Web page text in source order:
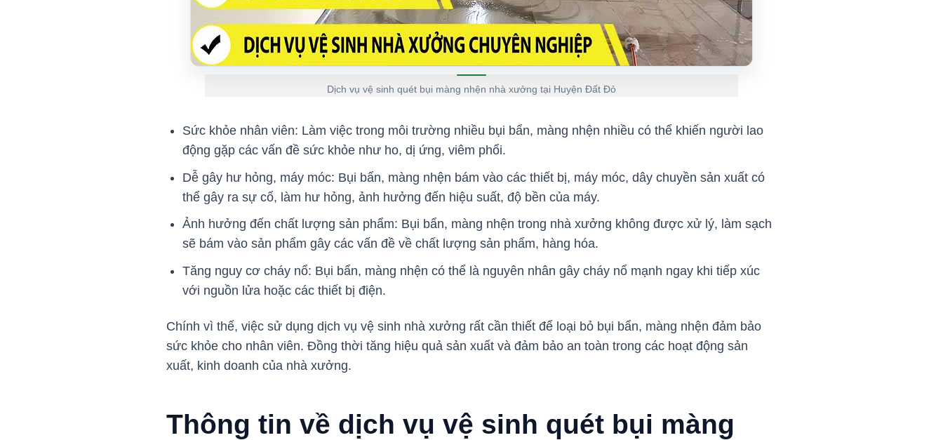
Dịch vụ vệ sinh quét bụi màng nhện nhà xưởng tại Huyện Đất Đỏ
Sức khỏe nhân viên: Làm việc trong môi trường nhiều bụi bẩn, màng nhện nhiều có thể khiến người lao
động gặp các vấn đề sức khỏe như ho, dị ứng, viêm phổi.
Dễ gây hư hỏng, máy móc: Bụi bẩn, màng nhện bám vào các thiết bị, máy móc, dây chuyền sản xuất có
thể gây ra sự cố, làm hư hỏng, ảnh hưởng đến hiệu suất, độ bền của máy.
Ảnh hưởng đến chất lượng sản phẩm: Bụi bẩn, màng nhện trong nhà xưởng không được xử lý, làm sạch
sẽ bám vào sản phẩm gây các vấn đề về chất lượng sản phẩm, hàng hóa.
Tăng nguy cơ cháy nổ: Bụi bẩn, màng nhện có thể là nguyên nhân gây cháy nổ mạnh ngay khi tiếp xúc
với nguồn lửa hoặc các thiết bị điện.
Chính vì thế, việc sử dụng dịch vụ vệ sinh nhà xưởng rất cần thiết để loại bỏ bụi bẩn, màng nhện đảm bảo
sức khỏe cho nhân viên. Đồng thời tăng hiệu quả sản xuất và đảm bảo an toàn trong các hoạt động sản
xuất, kinh doanh của nhà xưởng.
Thông tin về dịch vụ vệ sinh quét bụi màng